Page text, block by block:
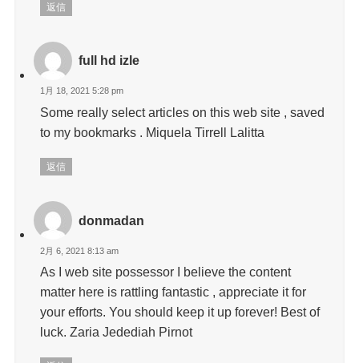
返信
full hd izle
1月 18, 2021 5:28 pm
Some really select articles on this web site , saved
to my bookmarks . Miquela Tirrell Lalitta
返信
donmadan
2月 6, 2021 8:13 am
As I web site possessor I believe the content
matter here is rattling fantastic , appreciate it for
your efforts. You should keep it up forever! Best of
luck. Zaria Jedediah Pirnot